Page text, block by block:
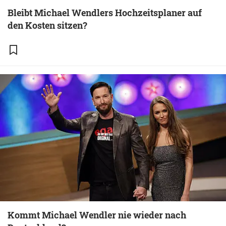
Bleibt Michael Wendlers Hochzeitsplaner auf
den Kosten sitzen?
Kommt Michael Wendler nie wieder nach